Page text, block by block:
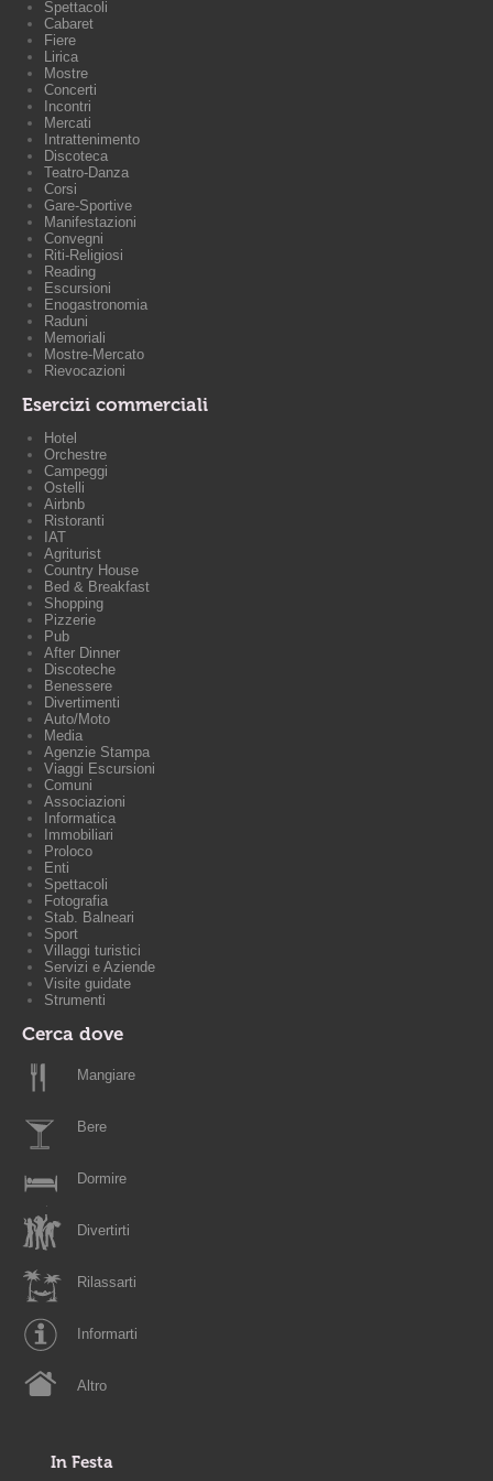
Spettacoli
Cabaret
Fiere
Lirica
Mostre
Concerti
Incontri
Mercati
Intrattenimento
Discoteca
Teatro-Danza
Corsi
Gare-Sportive
Manifestazioni
Convegni
Riti-Religiosi
Reading
Escursioni
Enogastronomia
Raduni
Memoriali
Mostre-Mercato
Rievocazioni
Esercizi commerciali
Hotel
Orchestre
Campeggi
Ostelli
Airbnb
Ristoranti
IAT
Agriturist
Country House
Bed & Breakfast
Shopping
Pizzerie
Pub
After Dinner
Discoteche
Benessere
Divertimenti
Auto/Moto
Media
Agenzie Stampa
Viaggi Escursioni
Comuni
Associazioni
Informatica
Immobiliari
Proloco
Enti
Spettacoli
Fotografia
Stab. Balneari
Sport
Villaggi turistici
Servizi e Aziende
Visite guidate
Strumenti
Cerca dove
Mangiare
Bere
Dormire
Divertirti
Rilassarti
Informarti
Altro
In Festa